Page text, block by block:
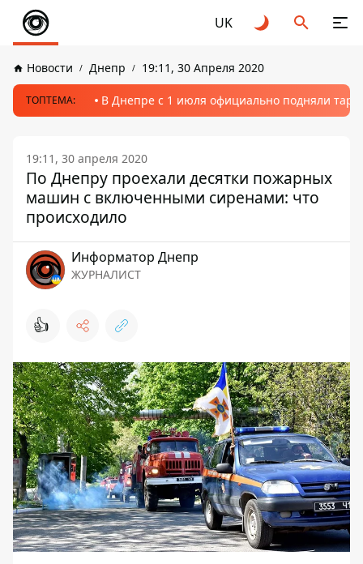
UK
Новости Днепр 19:11, 30 Апреля 2020
ТОПТЕМА: В Днепре с 1 июля официально подняли
19:11, 30 апреля 2020
По Днепру проехали десятки пожарных
машин с включенными сиренами: что
происходило
Информатор Днепр
ЖУРНАЛИСТ
👍